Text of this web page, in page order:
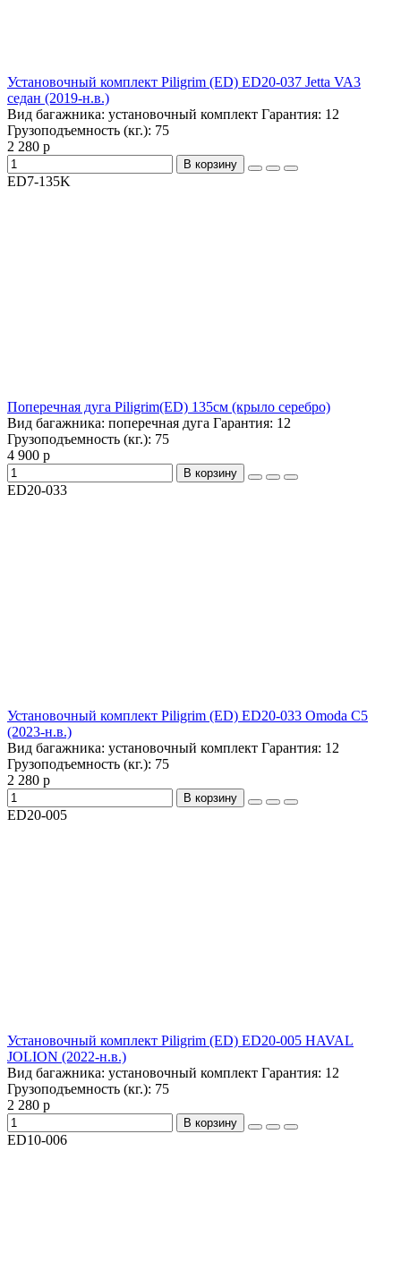
Установочный комплект Piligrim (ED) ED20-037 Jetta VA3
седан (2019-н.в.)
Вид багажника: установочный комплект Гарантия: 12
Грузоподъемность (кг.): 75
2 280 р
В корзину
ED7-135K
Поперечная дуга Piligrim(ED) 135см (крыло серебро)
Вид багажника: поперечная дуга Гарантия: 12
Грузоподъемность (кг.): 75
4 900 р
В корзину
ED20-033
Установочный комплект Piligrim (ED) ED20-033 Omoda C5
(2023-н.в.)
Вид багажника: установочный комплект Гарантия: 12
Грузоподъемность (кг.): 75
2 280 р
В корзину
ED20-005
Установочный комплект Piligrim (ED) ED20-005 HAVAL
JOLION (2022-н.в.)
Вид багажника: установочный комплект Гарантия: 12
Грузоподъемность (кг.): 75
2 280 р
В корзину
ED10-006